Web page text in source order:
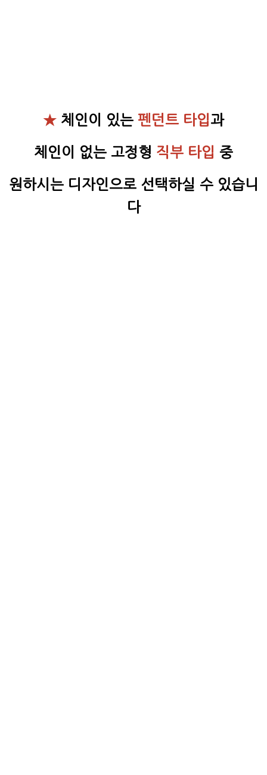
★ 체인이 있는 펜던트 타입과
체인이 없는 고정형 직부 타입 중
원하시는 디자인으로 선택하실 수 있습니
다